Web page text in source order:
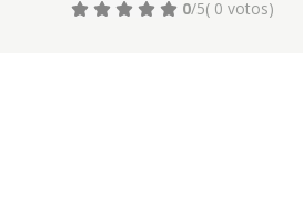
productos relacionados
0/5( 0 votos)